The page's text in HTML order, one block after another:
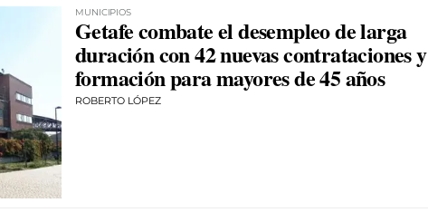
MUNICIPIOS
Getafe combate el desempleo de larga
duración con 42 nuevas contrataciones y
formación para mayores de 45 años
ROBERTO LÓPEZ